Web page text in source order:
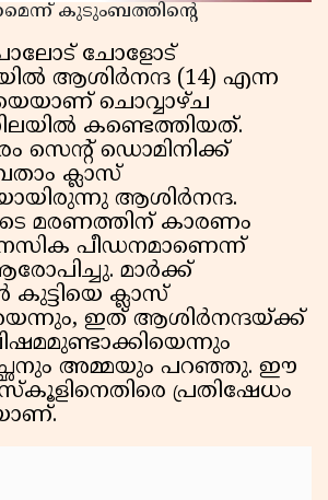
കുടുംബത്തിന്റെ
ചോളോട്
ആശിർനന്ദ (14) എന്ന
ചൊവ്വാഴ്ച
കണ്ടെത്തിയത്.
സെന്റ് ഡൊമിനിക്ക്
ക്ലാസ്
ആശിർനന്ദ.
മരണത്തിന് കാരണം
പീഡനമാണെന്ന്
മാർക്ക്
ക്ലാസ്
ഇത് ആശിർനന്ദയ്ക്ക്
അമ്മയും പറഞ്ഞു. ഈ
പ്രതിഷേധം